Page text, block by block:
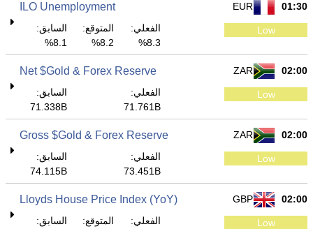
01:30
EUR
ILO Unemployment
Low
الفعلي:
8.3%
المتوقع:
8.2%
السابق:
8.1%
02:00
ZAR
Net $Gold & Forex Reserve
Low
الفعلي:
71.761B
السابق:
71.338B
02:00
ZAR
Gross $Gold & Forex Reserve
Low
الفعلي:
73.451B
السابق:
74.115B
02:00
GBP
Lloyds House Price Index (YoY)
Low
الفعلي:
المتوقع:
السابق: